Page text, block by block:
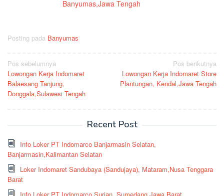
Banyumas,Jawa Tengah
Posting pada Banyumas
Navigasi
pos
Pos sebelumnya
Lowongan Kerja Indomaret
Balaesang Tanjung,
Donggala,Sulawesi Tengah
Pos berikutnya
Lowongan Kerja Indomaret Store
Plantungan, Kendal,Jawa Tengah
Recent Post
Info Loker PT Indomarco Banjarmasin Selatan,
Banjarmasin,Kalimantan Selatan
Loker Indomaret Sandubaya (Sandujaya), Mataram,Nusa Tenggara
Barat